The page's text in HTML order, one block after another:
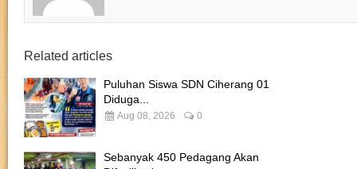
Related articles
Puluhan Siswa SDN Ciherang 01
Diduga...
Aug 08, 2026 0
Sebanyak 450 Pedagang Akan